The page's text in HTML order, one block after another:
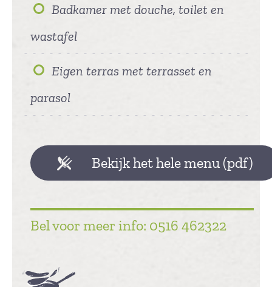
Badkamer met douche, toilet en
wastafel
Eigen terras met terrasset en
parasol
Bekijk het hele menu (pdf)
Bel voor meer info: 0516 462322